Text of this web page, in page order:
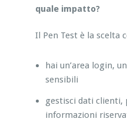
quale impatto?
Il Pen Test è la scelta
hai un’area login,
sensibili
gestisci dati clienti,
informazioni